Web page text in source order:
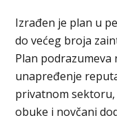
Izrađen je plan u
do većeg broja
Plan
unapređenje
privatnom
obuke i novčani